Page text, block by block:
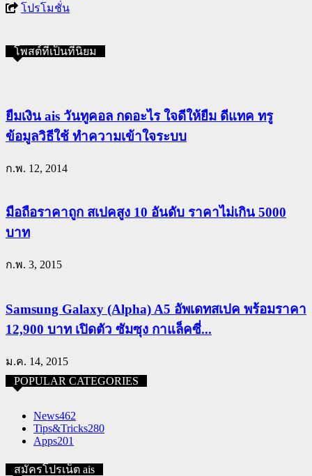
โปรโมชั่น
โพสต์ที่เป็นที่นิยม
ยืมเงิน ais วันทูคอล กดอะไร ใจดีให้ยืม ดีแทค ทรู
ข้อมูลวิธีใช้ ทำความเข้าใจระบบ
ก.พ. 12, 2014
มือถือราคาถูก สเปคสูง 10 อันดับ ราคาไม่เกิน 5000
บาท
ก.พ. 3, 2015
Samsung Galaxy (Alpha) A5 อัพเดทสเปค พร้อมราคา
12,900 บาท เปิดตัว ซัมซุง กาแล็คซี่...
ม.ค. 14, 2015
POPULAR CATEGORIES
News462
Tips&Tricks280
Apps201
สมัครโปรเน็ต ais